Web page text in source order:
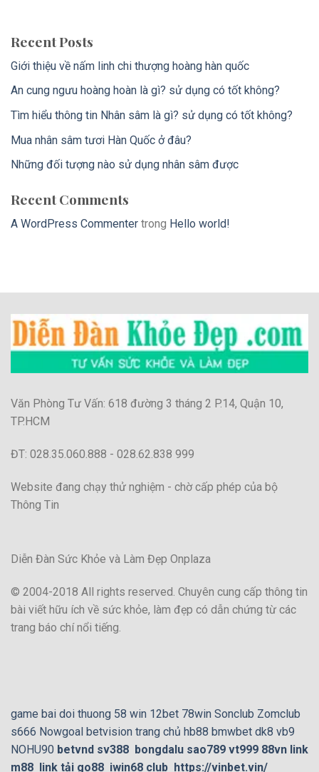
Recent Posts
Giới thiệu về nấm linh chi thượng hoàng hàn quốc
An cung ngưu hoàng hoàn là gì? sử dụng có tốt không?
Tìm hiểu thông tin Nhân sâm là gì? sử dụng có tốt không?
Mua nhân sâm tươi Hàn Quốc ở đâu?
Những đối tượng nào sử dụng nhân sâm được
Recent Comments
A WordPress Commenter trong Hello world!
Văn Phòng Tư Vấn: 618 đường 3 tháng 2 P.14, Quận 10,
TP.HCM
ĐT: 028.35.060.888 - 028.62.838 999
Website đang chạy thử nghiệm - chờ cấp phép của bộ
Thông Tin
Diễn Đàn Sức Khỏe và Làm Đẹp Onplaza
© 2004-2018 All rights reserved. Chuyên cung cấp thông tin
bài viết hữu ích về sức khỏe, làm đẹp có dẫn chứng từ các
trang báo chí nổi tiếng.
game bai doi thuong 58 win 12bet 78win Sonclub Zomclub
s666 Nowgoal betvision trang chủ hb88 bmwbet dk8 vb9
NOHU90 betvnd sv388 bongdalu sao789 vt999 88vn link
m88 link tải go88 iwin68 club https://vinbet.vin/